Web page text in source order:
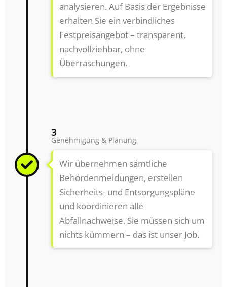
analysieren. Auf Basis der Ergebnisse
erhalten Sie ein verbindliches
Festpreisangebot – transparent,
nachvollziehbar, ohne
Überraschungen.
3
Genehmigung & Planung
Wir übernehmen sämtliche
Behördenmeldungen, erstellen
Sicherheits- und Entsorgungspläne
und koordinieren alle
Abfallnachweise. Sie müssen sich um
nichts kümmern – das ist unser Job.